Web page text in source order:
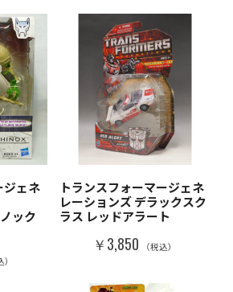
ジェネ
ック
トランスフォーマージェネ
レーションズ デラックスク
ラス レッドアラート
￥3,850 （税込）